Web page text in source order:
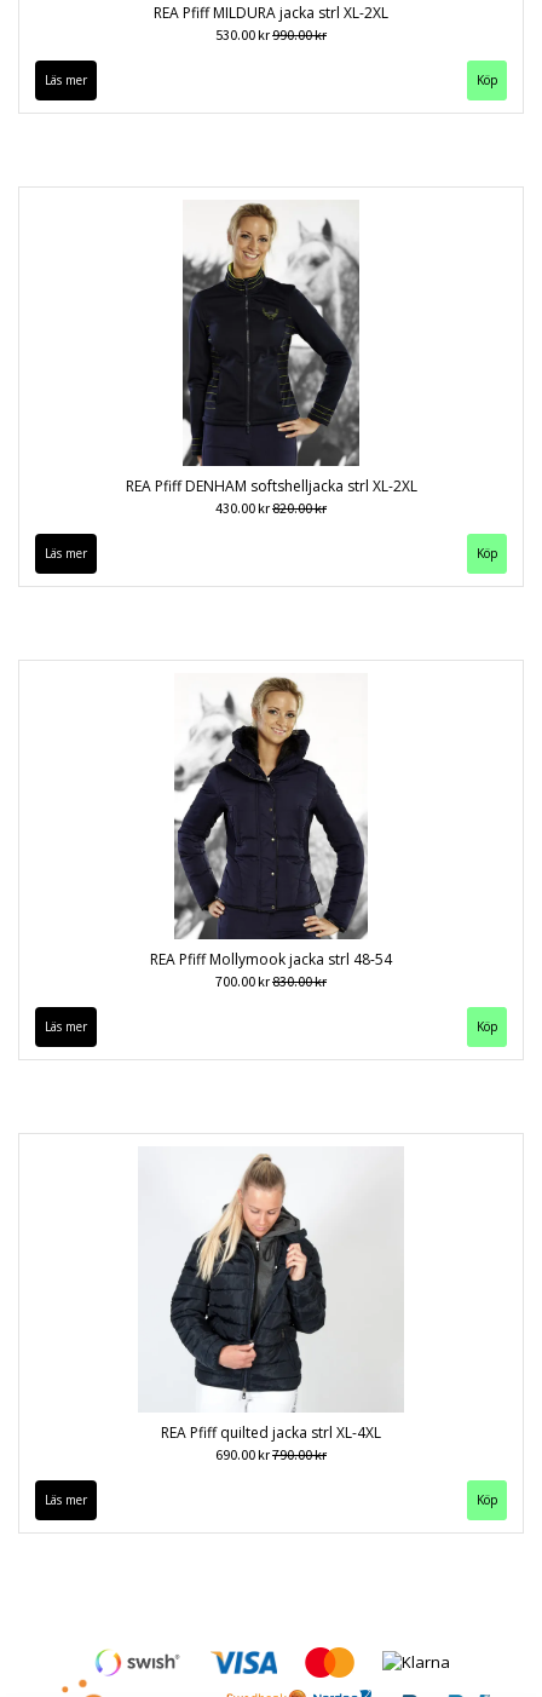
REA Pfiff MILDURA jacka strl XL-2XL
530.00 kr990.00 kr
Läs mer Köp
REA Pfiff DENHAM softshelljacka strl XL-2XL
430.00 kr820.00 kr
Läs mer Köp
REA Pfiff Mollymook jacka strl 48-54
700.00 kr830.00 kr
Läs mer Köp
REA Pfiff quilted jacka strl XL-4XL
690.00 kr790.00 kr
Läs mer Köp